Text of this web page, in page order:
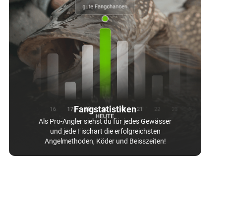
Fangstatistiken
Als Pro-Angler siehst du für jedes Gewässer
und jede Fischart die erfolgreichsten
Angelmethoden, Köder und Beisszeiten!